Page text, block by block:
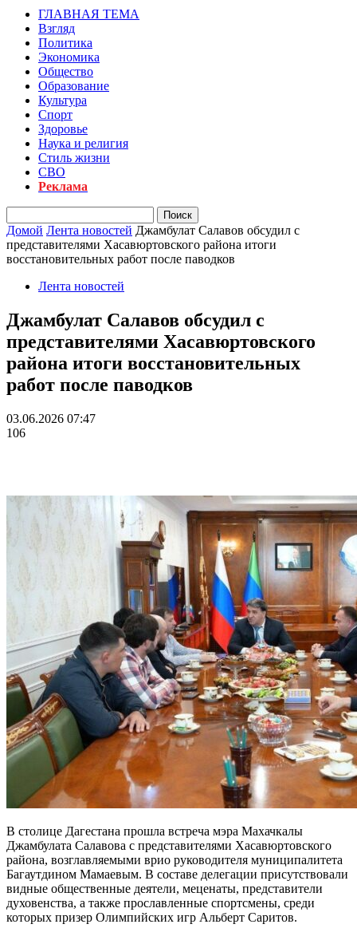
ГЛАВНАЯ ТЕМА
Взгляд
Политика
Экономика
Общество
Образование
Культура
Спорт
Здоровье
Наука и религия
Стиль жизни
СВО
Реклама
Домой Лента новостей Джамбулат Салавов обсудил с
представителями Хасавюртовского района итоги
восстановительных работ после паводков
Лента новостей
Джамбулат Салавов обсудил с
представителями Хасавюртовского
района итоги восстановительных
работ после паводков
03.06.2026 07:47
106
В столице Дагестана прошла встреча мэра Махачкалы
Джамбулата Салавова с представителями Хасавюртовского
района, возглавляемыми врио руководителя муниципалитета
Багаутдином Мамаевым. В составе делегации присутствовали
видные общественные деятели, меценаты, представители
духовенства, а также прославленные спортсмены, среди
которых призер Олимпийских игр Альберт Саритов.